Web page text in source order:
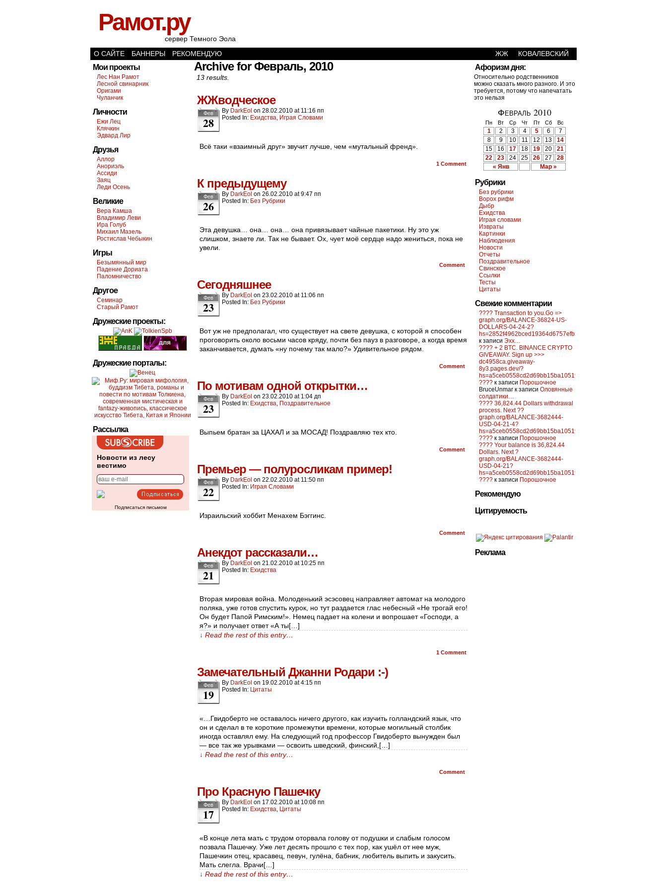
Рамот.ру
сервер Темного Эола
О САЙТЕ
БАННЕРЫ РЕКОМЕНДУЮ ЖЖ КОВАЛЕВСКИЙ
Мои проекты
Лес Нан Рамот
Лесной свинарник
Оригами
Чуланчик
Личности
Ежи Лец
Клячкин
Эдвард Лир
Друзья
Аллор
Анориэль
Ассиди
Заяц
Леди Осень
Великие
Вера Камша
Владимир Леви
Ира Голуб
Михаил Мазель
Ростислав Чебыкин
Игры
Безымянный мир
Падение Дориата
Паломничество
Другое
Семинар
Старый Рамот
Дружеские проекты:
Дружеские порталы:
Рассылка
Новости из лесу
вестимо
Подписаться письмом
Archive for Февраль, 2010
13 results.
ЖЖводческое
Фев
28
By DarkEol on 28.02.2010 at 11:16 пп
Posted In: Ехидства, Играя Словами
Всё таки «взаимный друг» звучит лучше, чем «мутальный френд».
1 Comment
К предыдущему
Фев
26
By DarkEol on 26.02.2010 at9:47 пп
Posted In: Без Рубрики
Эта девушка… она… она… она привязывает чайные пакетики. Ну это уж
слишком, знаете ли. Так не бывает. Ох, чует моё сердце надо жениться, пока не
увели.
Comment
Сегодняшнее
Фев
23
By DarkEol on 23.02.2010 at 11:06 пп
Posted In: Без Рубрики
Вот уж не предполагал, что существует на свете девушка, с которой я способен
проговорить около восьми часов кряду, почти без пауз в разговоре, а когда время
заканчивается, думать «ну почему так мало?» Удивительное рядом.
Comment
По мотивам одной открытки…
Фев
23
By DarkEol on 23.02.2010 at 1:04 дп
Posted In: Ехидства, Поздравительное
Выпьем братан за ЦАХАЛ и за МОСАД! Поздравляю тех кто.
Comment
Премьер — полуросликам пример!
Фев
22
By DarkEol on 22.02.2010 at 11:50 пп
Posted In: Играя Словами
Израильский хоббит Менахем Бэггинс.
Comment
Анекдот рассказали…
Фев
21
By DarkEol on 21.02.2010 at 10:25 пп
Posted In: Ехидства
Вторая мировая война. Молоденький эсэсовец направляет автомат на молодого
поляка, уже готов спустить курок, но тут раздается глас небесный «Не трогай его!
Он будет Папой Римским!». Немец падает на колени и вопрошает «Господи, а
я?» и получает ответ «А ты[…]
↓ Read the rest of this entry…
1 Comment
Замечательный Джанни Родари :-)
Фев
19
By DarkEol on 19.02.2010 at4:15 пп
Posted In: Цитаты
«…Гвидоберто не оставалось ничего другого, как изучить голландский язык, что
он и сделал в те короткие промежутки времени, которые могильный столбик
иногда оставлял ему. На следующий год профессор Гвидоберто вынужден был
— все так же урывками — освоить шведский, финский,[…]
↓ Read the rest of this entry…
Comment
Про Красную Пашечку
Фев
17
By DarkEol on 17.02.2010 at 10:08 пп
Posted In: Ехидства, Цитаты
«В конце лета мать с трудом оторвала голову от подушки и слабым голосом
позвала Пашечку. Уже лет десять прошло с тех пор, как ушёл от нее муж,
Пашечкин отец, красавец, певун, гулёна, бабник, любитель выпить и закусить.
Мать слегла. Врачи[…]
↓ Read the rest of this entry…
Афоризм дня:
Относительно родственников
можно сказать много разного. И это
требуется, потому что напечатать
это нельзя
Февраль 2010
Пн Вт Ср Чт Пт Сб Вс
« Янв Мар »
1 2 3 4 5 6
7
8
9 10 11 12 13
14
15
16 17 18 19 20
21
22
23 24 25 26 27 28
Рубрики
Без рубрики
Ворох рифм
Дыбр
Ехидства
Играя словами
Извраты
Картинки
Наблюдения
Новости
Отчеты
Поздравительное
Свинское
Ссылки
Тесты
Цитаты
Свежие комментарии
???? Transaction to you.Go =>
graph.org/BALANCE-36824-US-
DOLLARS-04-24-2?
hs=2852f4962bced19364d6757efb5f6a84&
к записи Эхх…
???? + 2 BTC. BINANCE CRYPTO
GIVEAWAY. Sign up >>>
dc4958ca.giveaway-
8y3.pages.dev/?
hs=a5ceb0558cd2d69bb15ba10519f0d6c2&
???? к записи Порошочное
BruceUnmar к записи Оловянные
солдатики…
???? 36,824.44 Dollars withdrawal
process. Next ??
graph.org/BALANCE-3682444-
USD-04-21-4?
hs=a5ceb0558cd2d69bb15ba10519f0d6c2&
???? к записи Порошочное
???? Your balance is 36,824.44
Dollars. Next ?
graph.org/BALANCE-3682444-
USD-04-21?
hs=a5ceb0558cd2d69bb15ba10519f0d6c2&
???? к записи Порошочное
Рекомендую
Цитируемость
Реклама